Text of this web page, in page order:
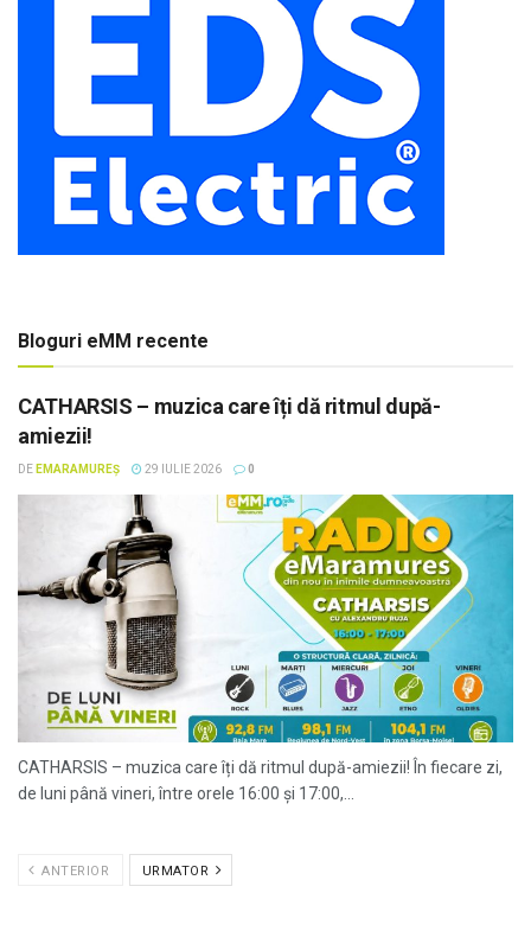
Bloguri eMM recente
CATHARSIS – muzica care îți dă ritmul după-
amiezii!
DE EMARAMUREȘ 29 IULIE 2026 0
CATHARSIS – muzica care îți dă ritmul după-amiezii! În fiecare zi,
de luni până vineri, între orele 16:00 și 17:00,...
ANTERIOR URMATOR